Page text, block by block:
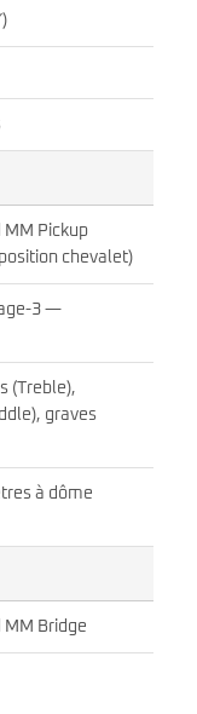
MM Pickup
chevalet)
3 —
(Treble),
graves
à dôme
MM Bridge